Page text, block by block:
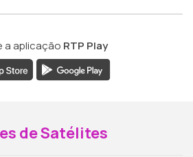
a aplicação RTP Play
de Satélites